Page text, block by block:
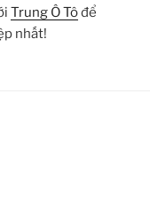
Trung Ô Tôđể
nhất!